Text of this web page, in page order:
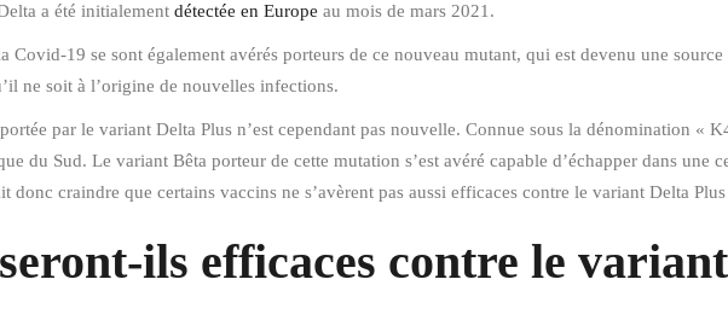
a été initialement détectée en Europe au mois de mars 2021.
Covid-19 se sont également avérés porteurs de ce nouveau mutant, qui est devenu une
ne soit à l’origine de nouvelles infections.
par le variant Delta Plus n’est cependant pas nouvelle. Connue sous la dénomination «
du Sud. Le variant Bêta porteur de cette mutation s’est avéré capable d’échapper dans une
donc craindre que certains vaccins ne s’avèrent pas aussi efficaces contre le variant Delta
ils efficaces contre le